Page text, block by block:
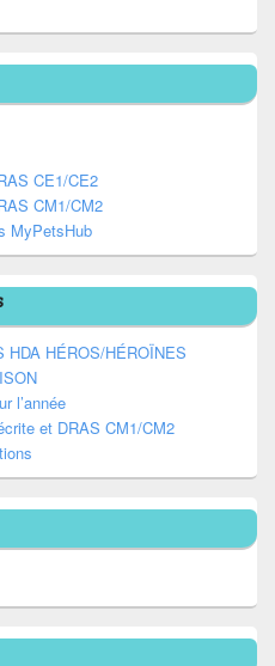
CE1/CE2
CM1/CM2
MyPetsHub
HDA HÉROS/HÉROÏNES
l’année
et DRAS CM1/CM2